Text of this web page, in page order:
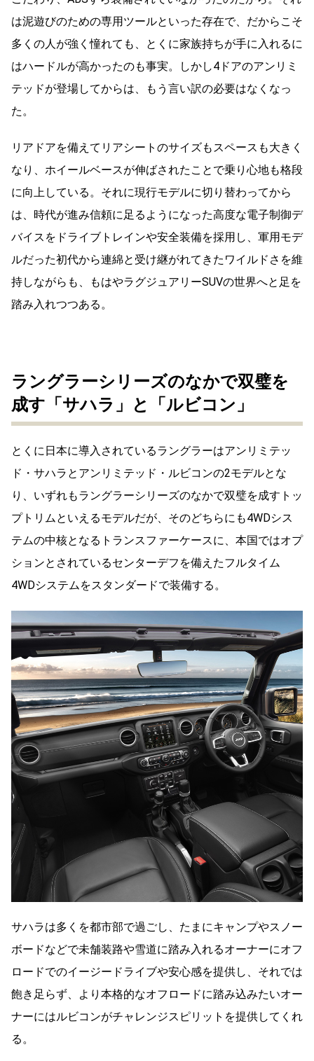
は泥遊びのための専用ツールといった存在で、だからこそ
多くの人が強く憧れても、とくに家族持ちが手に入れるに
はハードルが高かったのも事実。しかし4ドアのアンリミ
テッドが登場してからは、もう言い訳の必要はなくなっ
た。
リアドアを備えてリアシートのサイズもスペースも大きく
なり、ホイールベースが伸ばされたことで乗り心地も格段
に向上している。それに現行モデルに切り替わってから
は、時代が進み信頼に足るようになった高度な電子制御デ
バイスをドライブトレインや安全装備を採用し、軍用モデ
ルだった初代から連綿と受け継がれてきたワイルドさを維
持しながらも、もはやラグジュアリーSUVの世界へと足を
踏み入れつつある。
ラングラーシリーズのなかで双璧を
成す「サハラ」と「ルビコン」
とくに日本に導入されているラングラーはアンリミテッ
ド・サハラとアンリミテッド・ルビコンの2モデルとな
り、いずれもラングラーシリーズのなかで双璧を成すトッ
プトリムといえるモデルだが、そのどちらにも4WDシス
テムの中核となるトランスファーケースに、本国ではオプ
ションとされているセンターデフを備えたフルタイム
4WDシステムをスタンダードで装備する。
サハラは多くを都市部で過ごし、たまにキャンプやスノー
ボードなどで未舗装路や雪道に踏み入れるオーナーにオフ
ロードでのイージードライブや安心感を提供し、それでは
飽き足らず、より本格的なオフロードに踏み込みたいオー
ナーにはルビコンがチャレンジスピリットを提供してくれ
る。